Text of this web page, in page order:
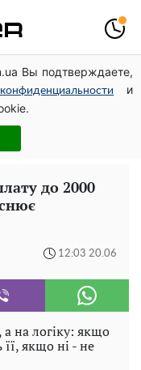
Вы подтверждаете,
и
вивів
фіктивну фірму в
"принадами":
до 2000
12:03 20.06
на логіку: якщо
якщо ні - не